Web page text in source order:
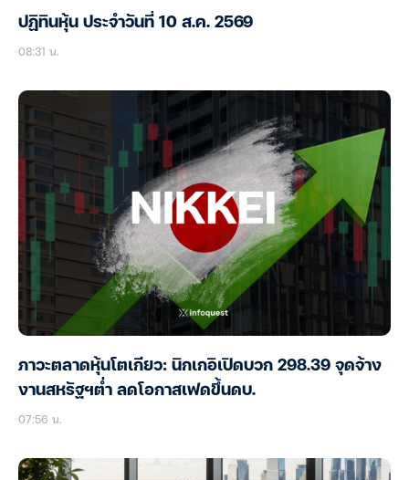
ปฏิทินหุ้น ประจำวันที่ 10 ส.ค. 2569
08:31 น.
ภาวะตลาดหุ้นโตเกียว: นิกเกอิเปิดบวก 298.39 จุดจ้าง
งานสหรัฐฯต่ำ ลดโอกาสเฟดขึ้นดบ.
07:56 น.